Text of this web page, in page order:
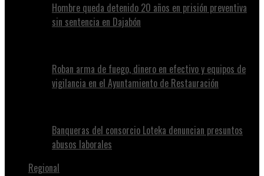
Hombre queda detenido 20 años en prisión preventiva
sin sentencia en Dajabón
Roban arma de fuego, dinero en efectivo y equipos de
vigilancia en el Ayuntamiento de Restauración
Banqueras del consorcio Loteka denuncian presuntos
abusos laborales
Regional